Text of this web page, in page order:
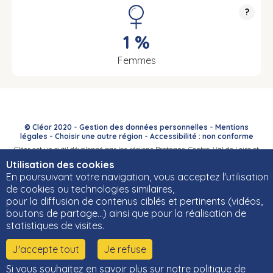
Utilisation des cookies
En poursuivant votre navigation, vous acceptez l'utilisation
de cookies ou technologies similaires,
pour la diffusion de contenus ciblés et pertinents (vidéos,
boutons de partage…) ainsi que pour la réalisation de
statistiques de visites.
J'accepte tout
Je refuse
Si vous souhaitez en savoir plus sur notre politique de
?
1 %
Femmes
© Cléor 2020 - Gestion des données personnelles - Mentions
légales - Choisir une autre région- Accessibilité : non conforme
Cléor est un outil développé par les régions Bretagne, Centre-Val de Loire et